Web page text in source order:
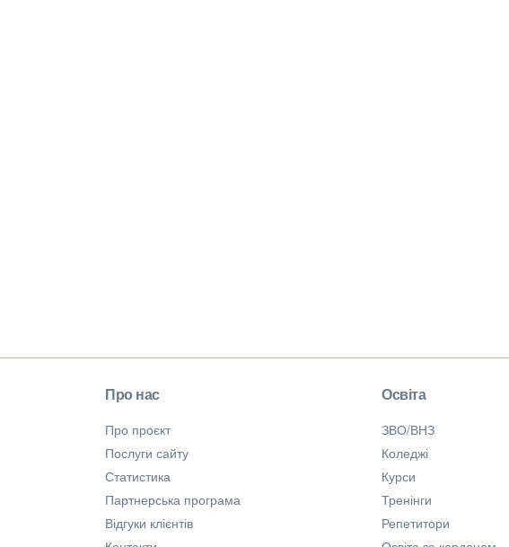
Про нас
Про проєкт
Послуги сайту
Статистика
Партнерська програма
Відгуки клієнтів
Освіта
ЗВО/ВНЗ
Коледжі
Курси
Тренінги
Репетитори